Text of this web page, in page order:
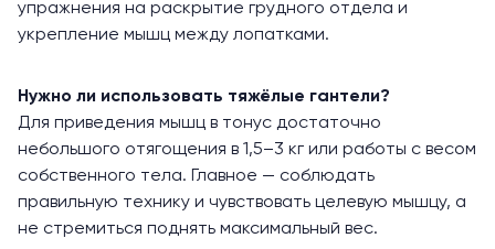
упражнения на раскрытие грудного отдела и
укрепление мышц между лопатками.
Нужно ли использовать тяжёлые гантели?
Для приведения мышц в тонус достаточно
небольшого отягощения в 1,5–3 кг или работы с весом
собственного тела. Главное — соблюдать
правильную технику и чувствовать целевую мышцу, а
не стремиться поднять максимальный вес.